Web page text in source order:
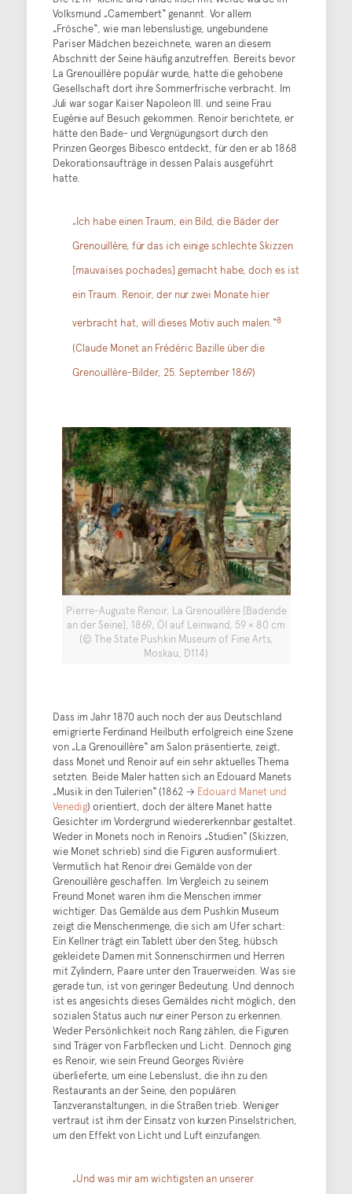
Volksmund „Camembert“ genannt. Vor allem
„Frösche“, wie man lebenslustige, ungebundene
Pariser Mädchen bezeichnete, waren an diesem
Abschnitt der Seine häufig anzutreffen. Bereits bevor
La Grenouillère populär wurde, hatte die gehobene
Gesellschaft dort ihre Sommerfrische verbracht. Im
Juli war sogar Kaiser Napoleon III. und seine Frau
Eugènie auf Besuch gekommen. Renoir berichtete, er
hätte den Bade- und Vergnügungsort durch den
Prinzen Georges Bibesco entdeckt, für den er ab 1868
Dekorationsaufträge in dessen Palais ausgeführt
hatte.
„Ich habe einen Traum, ein Bild, die Bäder der
Grenouillère, für das ich einige schlechte Skizzen
[mauvaises pochades] gemacht habe, doch es ist
ein Traum. Renoir, der nur zwei Monate hier
verbracht hat, will dieses Motiv auch malen.“8
(Claude Monet an Frédéric Bazille über die
Grenouillère-Bilder, 25. September 1869)
Pierre-Auguste Renoir, La Grenouillère [Badende
an der Seine], 1869, Öl auf Leinwand, 59 × 80 cm
(© The State Pushkin Museum of Fine Arts,
Moskau, D114)
Dass im Jahr 1870 auch noch der aus Deutschland
emigrierte Ferdinand Heilbuth erfolgreich eine Szene
von „La Grenouillère“ am Salon präsentierte, zeigt,
dass Monet und Renoir auf ein sehr aktuelles Thema
setzten. Beide Maler hatten sich an Edouard Manets
„Musik in den Tuilerien“ (1862 → Edouard Manet und
Venedig) orientiert, doch der ältere Manet hatte
Gesichter im Vordergrund wiedererkennbar gestaltet.
Weder in Monets noch in Renoirs „Studien“ (Skizzen,
wie Monet schrieb) sind die Figuren ausformuliert.
Vermutlich hat Renoir drei Gemälde von der
Grenouillère geschaffen. Im Vergleich zu seinem
Freund Monet waren ihm die Menschen immer
wichtiger. Das Gemälde aus dem Pushkin Museum
zeigt die Menschenmenge, die sich am Ufer schart:
Ein Kellner trägt ein Tablett über den Steg, hübsch
gekleidete Damen mit Sonnenschirmen und Herren
mit Zylindern, Paare unter den Trauerweiden. Was sie
gerade tun, ist von geringer Bedeutung. Und dennoch
ist es angesichts dieses Gemäldes nicht möglich, den
sozialen Status auch nur einer Person zu erkennen.
Weder Persönlichkeit noch Rang zählen, die Figuren
sind Träger von Farbflecken und Licht. Dennoch ging
es Renoir, wie sein Freund Georges Rivière
überlieferte, um eine Lebenslust, die ihn zu den
Restaurants an der Seine, den populären
Tanzveranstaltungen, in die Straßen trieb. Weniger
vertraut ist ihm der Einsatz von kurzen Pinselstrichen,
um den Effekt von Licht und Luft einzufangen.
„Und was mir am wichtigsten an unserer